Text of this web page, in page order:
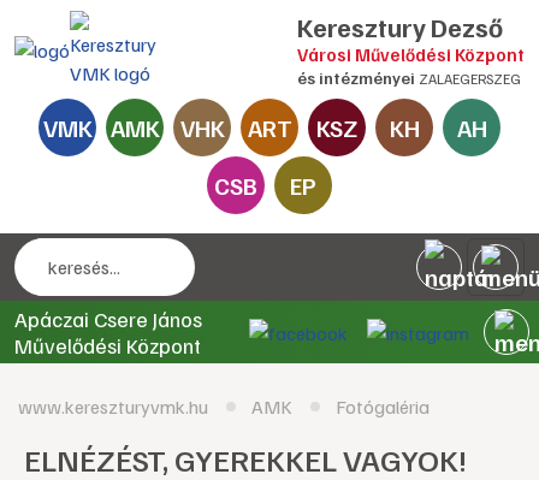
Keresztury Dezső
Városi Művelődési Központ
és intézményei ZALAEGERSZEG
VMK AMK VHK ART KSZ KH
AH
CSB
EP
Apáczai Csere János
Művelődési Központ
www.kereszturyvmk.hu AMK Fotógaléria
ELNÉZÉST, GYEREKKEL VAGYOK!